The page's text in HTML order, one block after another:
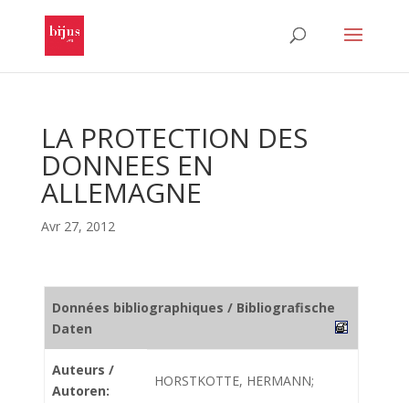
LA PROTECTION DES
DONNEES EN
ALLEMAGNE
Avr 27, 2012
Données bibliographiques / Bibliografische
Daten
Auteurs /
Autoren:
HORSTKOTTE, HERMANN;